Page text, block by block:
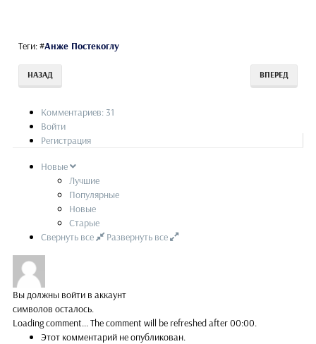
Теги:#Анже Постекоглу
НАЗАД ВПЕРЕД
Комментариев: 31
Войти
Регистрация
Новые
Лучшие
Популярные
Новые
Старые
Свернуть все
Развернуть все
Вы должны войти в аккаунт
символов осталось.
Loading comment...The comment will be refreshed after00:00.
Этот комментарий не опубликован.